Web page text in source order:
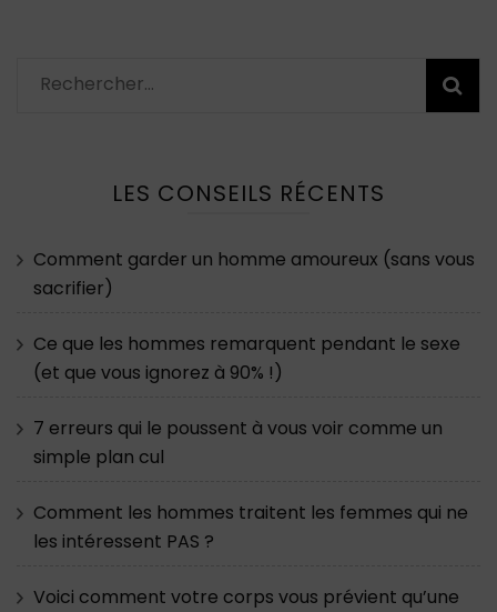
Rechercher :
LES CONSEILS RÉCENTS
Comment garder un homme amoureux (sans vous
sacrifier)
Ce que les hommes remarquent pendant le sexe
(et que vous ignorez à 90% !)
7 erreurs qui le poussent à vous voir comme un
simple plan cul
Comment les hommes traitent les femmes qui ne
les intéressent PAS ?
Voici comment votre corps vous prévient qu’une